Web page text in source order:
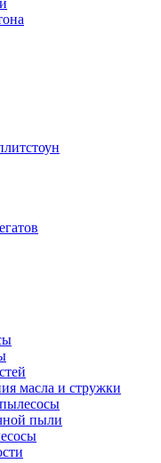
масла и стружки
пыли